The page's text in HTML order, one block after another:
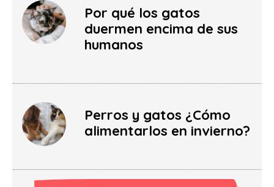
Por qué los gatos
duermen encima de sus
humanos
Perros y gatos ¿Cómo
alimentarlos en invierno?